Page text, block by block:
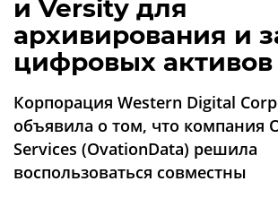
CNews
Аналитика
Конференции
Техника
ТВ
и Versity для
архивирования и
цифровых активов
Корпорация Western Digital
объявила о том, что компания
Services (OvationData) решила
воспользоваться совместны